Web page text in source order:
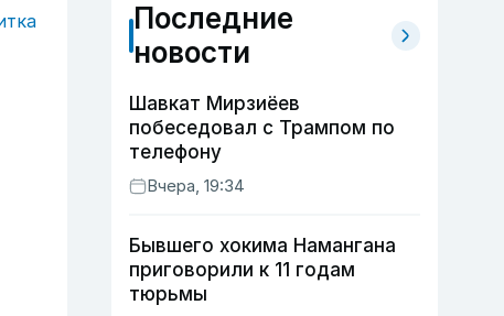
Последние
новости
Шавкат Мирзиёев
побеседовал с Трампом по
телефону
Вчера, 19:34
Бывшего хокима Намангана
приговорили к 11 годам
тюрьмы